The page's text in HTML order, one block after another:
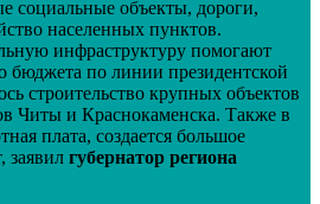
социальные объекты, дороги,
населенных пунктов.
инфраструктуру помогают
бюджета по линии президентской
строительство крупных объектов
Читы и Краснокаменска. Также в
плата, создается большое
заявил губернатор региона